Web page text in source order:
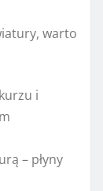
warto
i
– płyny